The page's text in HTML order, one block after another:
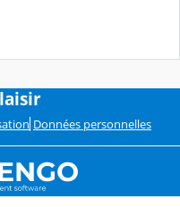
Données personnelles